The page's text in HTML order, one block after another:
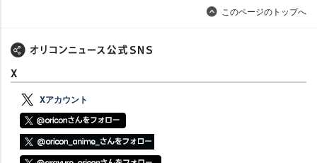
このページのトップへ
X
Xアカウント